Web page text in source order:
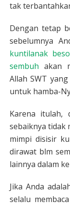
tak
Dengan tetap
sebelumnya
kuntilanak
sembuh akan
Allah SWT
untuk hamba-
Karena itulah,
sebaiknya tidak
mimpi disisir
dirawat blm
lainnya dalam
Jika Anda
selalu